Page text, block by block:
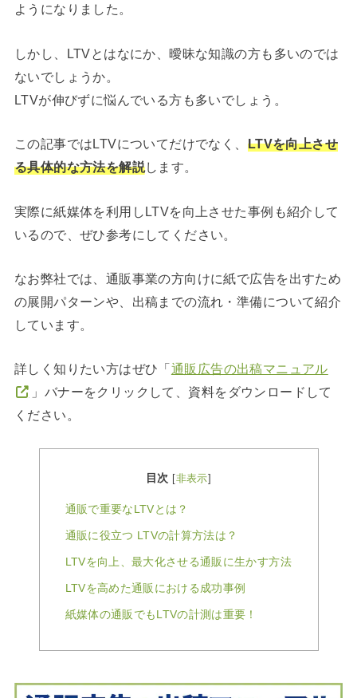
ようになりました。
しかし、LTVとはなにか、曖昧な知識の方も多いのでは
ないでしょうか。
LTVが伸びずに悩んでいる方も多いでしょう。
この記事ではLTVについてだけでなく、 LTVを向上させ
る具体的な方法を解説します。
実際に紙媒体を利用しLTVを向上させた事例も紹介して
いるので、ぜひ参考にしてください。
なお弊社では、通販事業の方向けに紙で広告を出すため
の展開パターンや、出稿までの流れ・準備について紹介
しています。
詳しく知りたい方はぜひ「通販広告の出稿マニュアル
」バナーをクリックして、資料をダウンロードして
ください。
目次 [非表示]
通販で重要なLTVとは？
通販に役立つ LTVの計算方法は？
LTVを向上、最大化させる通販に生かす方法
LTVを高めた通販における成功事例
紙媒体の通販でもLTVの計測は重要！